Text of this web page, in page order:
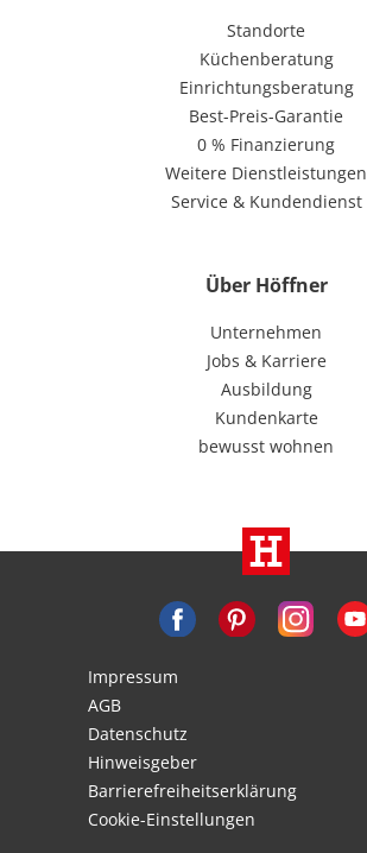
Standorte
Küchenberatung
Einrichtungsberatung
Best-Preis-Garantie
0 % Finanzierung
Weitere Dienstleistungen
Service & Kundendienst
Über Höffner
Unternehmen
Jobs & Karriere
Ausbildung
Kundenkarte
bewusst wohnen
Impressum
AGB
Datenschutz
Hinweisgeber
Barrierefreiheitserklärung
Cookie-Einstellungen